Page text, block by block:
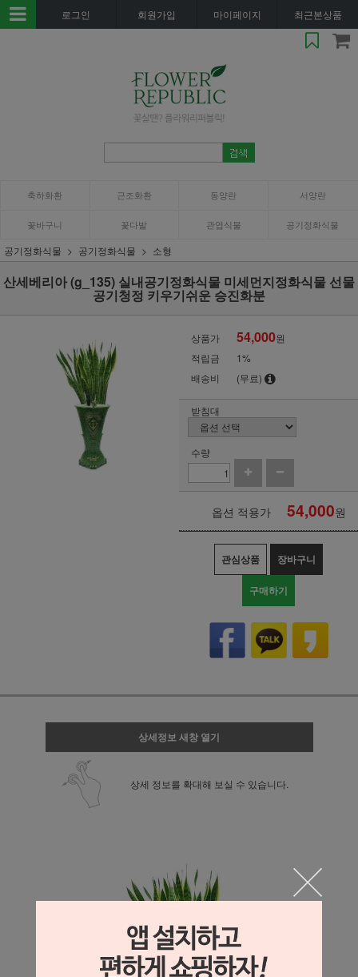
로그인 회원가입 마이페이지 최근본상품
축하화환 근조화환 동양란 서양란
꽃바구니 꽃다발 관엽식물 공기정화식물
공기정화식물 공기정화식물 소형
산세베리아 (g_135) 실내공기정화식물 미세먼지정화식물 선물
공기청정 키우기쉬운 승진화분
상품가 54,000원
적립금
1%
배송비
(무료)
받침대
수량
옵션 적용가 54,000원
관심상품 장바구니
구매하기
상세정보 새창 열기
상세 정보를 확대해 보실 수 있습니다.